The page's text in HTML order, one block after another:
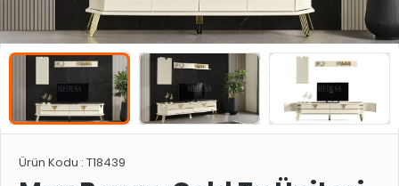
Ürün Kodu : T18439